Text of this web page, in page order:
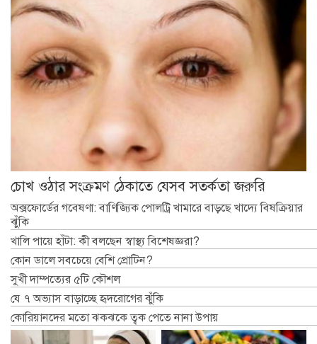
চোখ ওঠার সংক্রমণ ঠেকাতে যেসব সতর্কতা জরুরি
অক্সফোর্ডের গবেষণা: বাণিজ্যিক পোলট্রি খামারে বাড়ছে খাদ্যে বিষক্রিয়ার
ঝুঁকি
খালি পায়ে হাঁটা: কী বলছেন স্বাস্থ্য বিশেষজ্ঞরা?
কোন ডালে সবচেয়ে বেশি প্রোটিন?
সুখী দাম্পত্যের ৫টি কৌশল
যে ৭ অভ্যাস বাড়াচ্ছে হৃদরোগের ঝুঁকি
কোরিয়ানদের মতো ঝকঝকে ত্বক পেতে নানা উপায়